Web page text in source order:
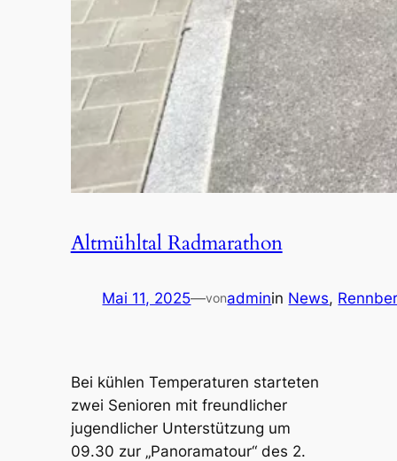
Altmühltal Radmarathon
Mai 11, 2025—vonadminin News,
Bei kühlen Temperaturen starteten
zwei Senioren mit freundlicher
jugendlicher Unterstützung um
09.30 zur „Panoramatour“ des 2.